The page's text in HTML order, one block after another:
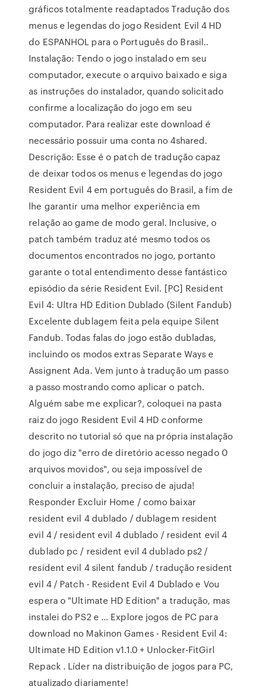
gráficos totalmente readaptados Tradução dos
menus e legendas do jogo Resident Evil 4 HD
do ESPANHOL para o Português do Brasil..
Instalação: Tendo o jogo instalado em seu
computador, execute o arquivo baixado e siga
as instruções do instalador, quando solicitado
confirme a localização do jogo em seu
computador. Para realizar este download é
necessário possuir uma conta no 4shared.
Descrição: Esse é o patch de tradução capaz
de deixar todos os menus e legendas do jogo
Resident Evil 4 em português do Brasil, a fim de
lhe garantir uma melhor experiência em
relação ao game de modo geral. Inclusive, o
patch também traduz até mesmo todos os
documentos encontrados no jogo, portanto
garante o total entendimento desse fantástico
episódio da série Resident Evil. [PC] Resident
Evil 4: Ultra HD Edition Dublado (Silent Fandub)
Excelente dublagem feita pela equipe Silent
Fandub. Todas falas do jogo estão dubladas,
incluindo os modos extras Separate Ways e
Assignent Ada. Vem junto à tradução um passo
a passo mostrando como aplicar o patch.
Alguém sabe me explicar?, coloquei na pasta
raiz do jogo Resident Evil 4 HD conforme
descrito no tutorial só que na própria instalação
do jogo diz "erro de diretório acesso negado 0
arquivos movidos", ou seja impossível de
concluir a instalação, preciso de ajuda!
Responder Excluir Home / como baixar
resident evil 4 dublado / dublagem resident
evil 4 / resident evil 4 dublado / resident evil 4
dublado pc / resident evil 4 dublado ps2 /
resident evil 4 silent fandub / tradução resident
evil 4 / Patch - Resident Evil 4 Dublado e Vou
espera o "Ultimate HD Edition" a tradução, mas
instalei do PS2 e … Explore jogos de PC para
download no Makinon Games - Resident Evil 4:
Ultimate HD Edition v1.1.0 + Unlocker-FitGirl
Repack . Líder na distribuição de jogos para PC,
atualizado diariamente!